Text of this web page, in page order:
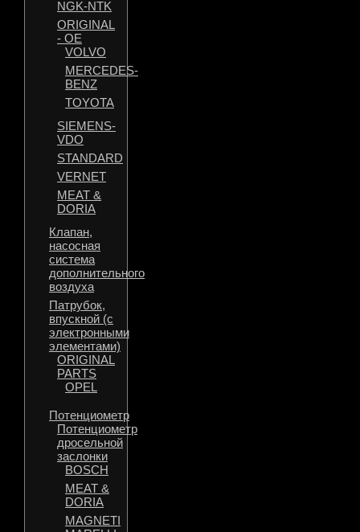
NGK-NTK
ORIGINAL
- OE
VOLVO
MERCEDES-
BENZ
TOYOTA
SIEMENS-
VDO
STANDARD
VERNET
MEAT &
DORIA
Клапан,
насосная
система
дополнительного
воздуха
Патрубок,
впускной (с
электронными
элементами)
ORIGINAL
PARTS
OPEL
Потенциометр
Потенциометр
дросельной
заслонки
BOSCH
MEAT &
DORIA
MAGNETI